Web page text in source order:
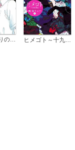
恋は雨上がりのように